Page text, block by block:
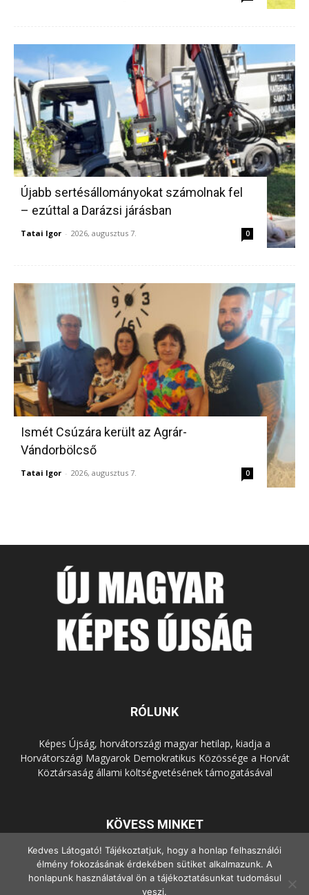
Újabb sertésállományokat számolnak fel
– ezúttal a Darázsi járásban
Tatai Igor - 2026, augusztus 7. 0
Ismét Csúzára került az Agrár-
Vándorbölcső
Tatai Igor - 2026, augusztus 7. 0
RÓLUNK
Képes Újság, horvátországi magyar hetilap, kiadja a
Horvátországi Magyarok Demokratikus Közössége a Horvát
Köztársaság állami költségvetésének támogatásával
KÖVESS MINKET
Kedves Látogató! Tájékoztatjuk, hogy a honlap felhasználói
élmény fokozásának érdekében sütiket alkalmazunk. A
honlapunk használatával ön a tájékoztatásunkat tudomásul
veszi.